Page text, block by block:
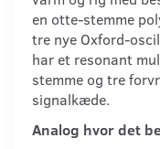
en otte-stemme
tre nye Oxford-
har et resonant
stemme og tre
signalkæde.
Analog hvor det